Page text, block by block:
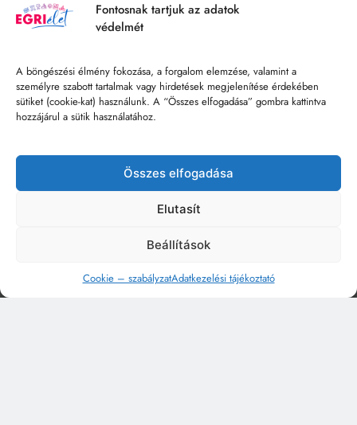
Fontosnak tartjuk az adatok
védelmét
A böngészési élmény fokozása, a forgalom elemzése, valamint a
személyre szabott tartalmak vagy hirdetések megjelenítése érdekében
sütiket (cookie-kat) használunk. A “Összes elfogadása” gombra kattintva
hozzájárul a sütik használatához.
Összes elfogadása
Elutasít
Beállítások
Cookie – szabályzatAdatkezelési tájékoztató